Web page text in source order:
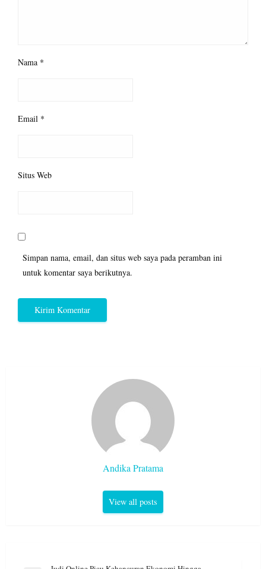
Nama *
Email *
Situs Web
Simpan nama, email, dan situs web saya pada peramban ini
untuk komentar saya berikutnya.
Andika Pratama
View all posts